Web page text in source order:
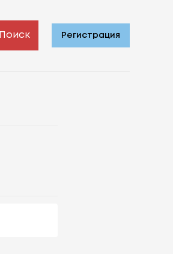
Поиск Регистрация